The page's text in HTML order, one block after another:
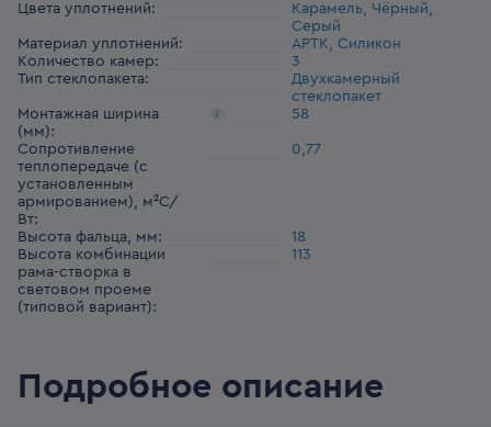
Цвета уплотнений:
Карамель, Чёрный,
Серый
Материал уплотнений:
АРТК, Силикон
Количество камер:
3
Тип стеклопакета:
Двухкамерный
стеклопакет
Монтажная ширина
(мм):
58
Сопротивление
теплопередаче (с
установленным
армированием), м²С/
Вт:
0,77
Высота фальца, мм:
18
Высота комбинации
рама-створка в
световом проеме
(типовой вариант):
113
Подробное описание